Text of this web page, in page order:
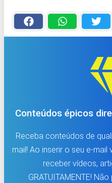
Conteúdos épicos
Receba conteúdos de
mail! Ao inserir o seu e-
receber vídeos,
GRATUITAMENTE!